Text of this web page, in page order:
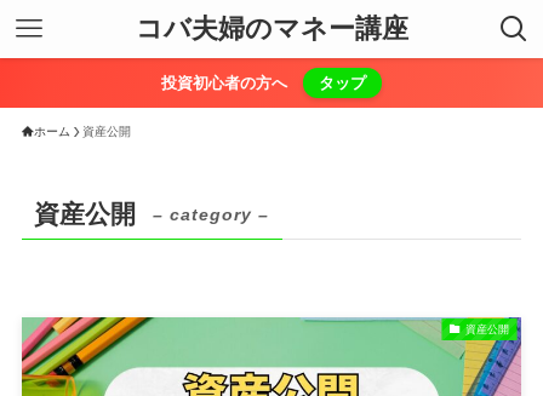
コバ夫婦のマネー講座
投資初心者の方へ タップ
ホーム 資産公開
資産公開 – category –
資産公開